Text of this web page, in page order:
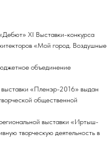
XI Выставки-конкурса
«Мой город. Воздушные
объединение
«Пленэр-2016» выдан
общественной
выставки «Иртыш-
творческую деятельность в